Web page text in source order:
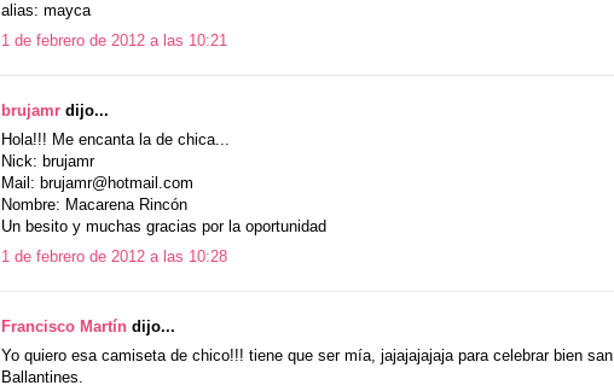
alias: mayca
1 de febrero de 2012 a las 10:21
brujamr dijo...
Hola!!! Me encanta la de chica...
Nick: brujamr
Mail: brujamr@hotmail.com
Nombre: Macarena Rincón
Un besito y muchas gracias por la oportunidad
1 de febrero de 2012 a las 10:28
Francisco Martín dijo...
Yo quiero esa camiseta de chico!!! tiene que ser mía, jajajajajaja para celebrar bien san
Ballantines.